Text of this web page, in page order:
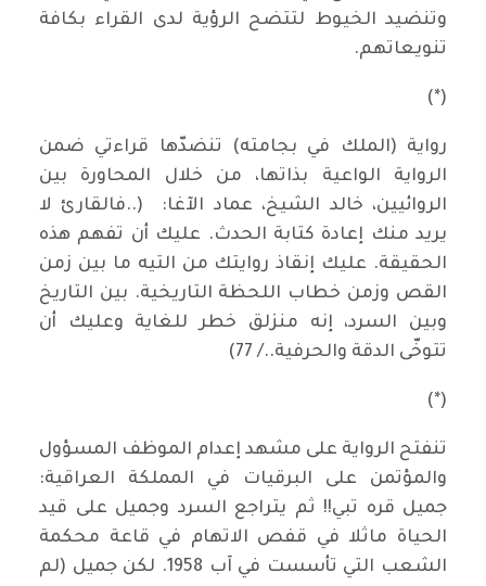
وتنضيد الخيوط لتتضح الرؤية لدى القراء بكافة
تنويعاتهم.
(*)
رواية (الملك في بجامته) تنضدّها قراءتي ضمن
الرواية الواعية بذاتها، من خلال المحاورة بين
الروائيين، خالد الشيخ، عماد الآغا: (..فالقارئ لا
يريد منك إعادة كتابة الحدث. عليك أن تفهم هذه
الحقيقة. عليك إنقاذ روايتك من التيه ما بين زمن
القص وزمن خطاب اللحظة التاريخية. بين التاريخ
وبين السرد، إنه منزلق خطر للغاية وعليك أن
تتوخّى الدقة والحرفية../ 77)
(*)
تنفتح الرواية على مشهد إعدام الموظف المسؤول
والمؤتمن على البرقيات في المملكة العراقية:
جميل قره تبي!! ثم يتراجع السرد وجميل على قيد
الحياة ماثلا في قفص الاتهام في قاعة محكمة
الشعب التي تأسست في آب 1958. لكن جميل (لم